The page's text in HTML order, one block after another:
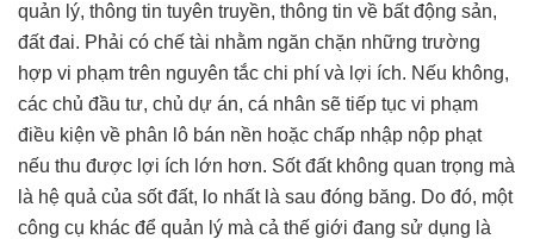
quản lý, thông tin tuyên truyền, thông tin về bất động sản,
đất đai. Phải có chế tài nhằm ngăn chặn những trường
hợp vi phạm trên nguyên tắc chi phí và lợi ích. Nếu không,
các chủ đầu tư, chủ dự án, cá nhân sẽ tiếp tục vi phạm
điều kiện về phân lô bán nền hoặc chấp nhập nộp phạt
nếu thu được lợi ích lớn hơn. Sốt đất không quan trọng mà
là hệ quả của sốt đất, lo nhất là sau đóng băng. Do đó, một
công cụ khác để quản lý mà cả thế giới đang sử dụng là